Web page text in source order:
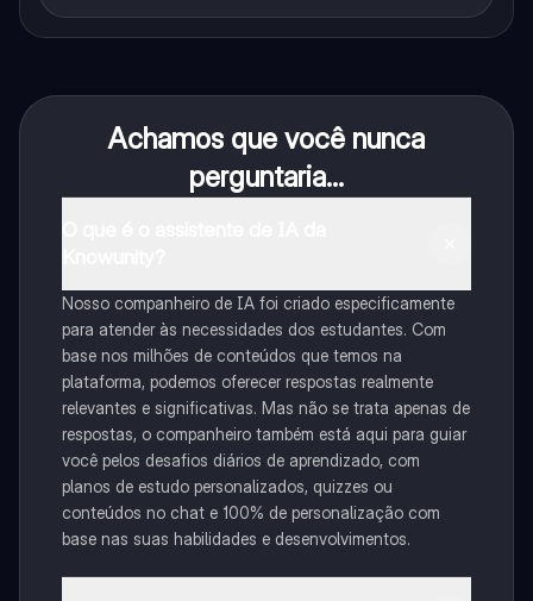
Achamos que você nunca
perguntaria...
Nosso companheiro de IA foi criado especificamente
para atender às necessidades dos estudantes. Com
base nos milhões de conteúdos que temos na
plataforma, podemos oferecer respostas realmente
relevantes e significativas. Mas não se trata apenas de
respostas, o companheiro também está aqui para guiar
você pelos desafios diários de aprendizado, com
planos de estudo personalizados, quizzes ou
conteúdos no chat e 100% de personalização com
base nas suas habilidades e desenvolvimentos.